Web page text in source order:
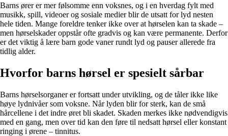
Barns ører er mer følsomme enn voksnes, og i en hverdag fylt med
musikk, spill, videoer og sosiale medier blir de utsatt for lyd nesten
hele tiden. Mange foreldre tenker ikke over at hørselen kan ta skade –
men hørselskader oppstår ofte gradvis og kan være permanente. Derfor
er det viktig å lære barn gode vaner rundt lyd og pauser allerede fra
tidlig alder.
Hvorfor barns hørsel er spesielt sårbar
Barns hørselsorganer er fortsatt under utvikling, og de tåler ikke like
høye lydnivåer som voksne. Når lyden blir for sterk, kan de små
hårcellene i det indre øret bli skadet. Skaden merkes ikke nødvendigvis
med en gang, men over tid kan den føre til nedsatt hørsel eller konstant
ringing i ørene – tinnitus.